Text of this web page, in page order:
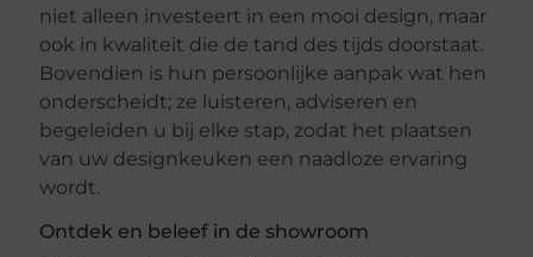
niet alleen investeert in een mooi design, maar
ook in kwaliteit die de tand des tijds doorstaat.
Bovendien is hun persoonlijke aanpak wat hen
onderscheidt; ze luisteren, adviseren en
begeleiden u bij elke stap, zodat het plaatsen
van uw designkeuken een naadloze ervaring
wordt.
Ontdek en beleef in de showroom